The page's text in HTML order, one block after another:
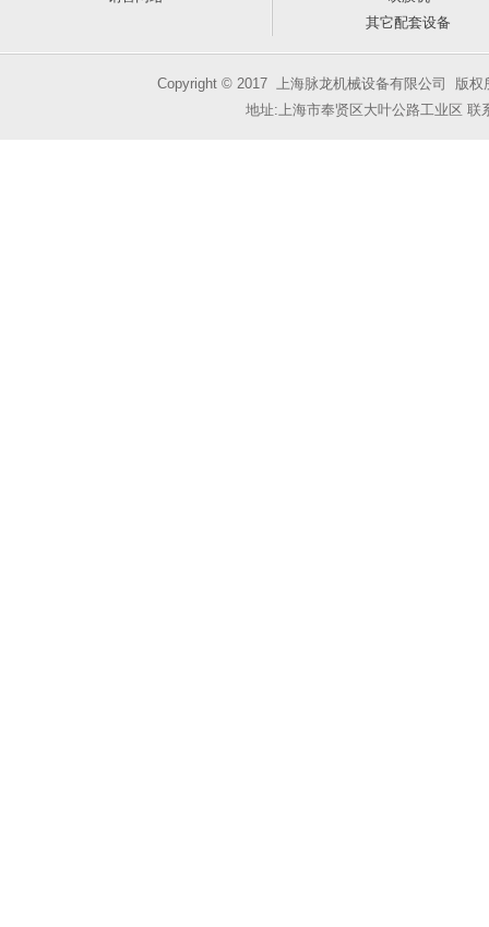
其它配套设备
Copyright © 2017 上海脉龙机械设备有限公司 版权
地址:上海市奉贤区大叶公路工业区